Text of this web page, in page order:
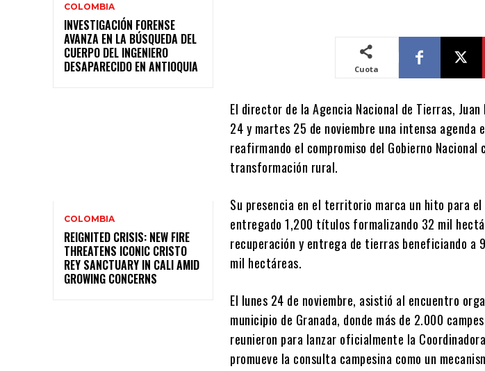
COLOMBIA
INVESTIGACIÓN FORENSE
AVANZA EN LA BÚSQUEDA DEL
CUERPO DEL INGENIERO
DESAPARECIDO EN ANTIOQUIA
COLOMBIA
REIGNITED CRISIS: NEW FIRE
THREATENS ICONIC CRISTO
REY SANCTUARY IN CALI AMID
GROWING CONCERNS
Cuota
El director de la Agencia Nacional de Tierras,
24 y martes 25 de noviembre una intensa agenda
reafirmando el compromiso del Gobierno Nacional
transformación rural.
Su presencia en el territorio marca un hito para
entregado 1,200 títulos formalizando 32 mil
recuperación y entrega de tierras beneficiando a
mil hectáreas.
El lunes 24 de noviembre, asistió al encuentro
municipio de Granada, donde más de 2.000
reunieron para lanzar oficialmente la
promueve la consulta campesina como un